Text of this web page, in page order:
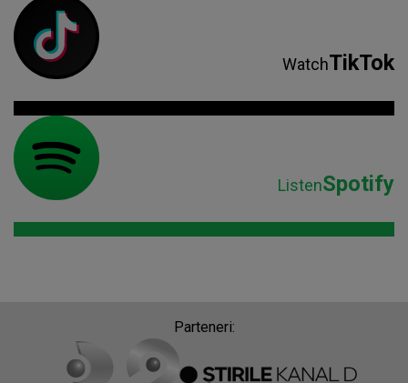
WatchTikTok
ListenSpotify
Parteneri: